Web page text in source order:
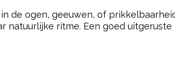
de ogen, geeuwen, of
natuurlijke ritme. Een goed